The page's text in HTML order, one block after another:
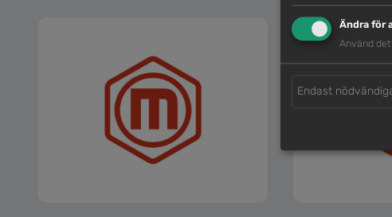
Ändra för
Använd
Endast